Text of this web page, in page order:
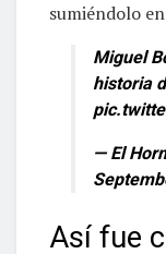
sumiéndolo
Miguel
historia
— El
Así fue